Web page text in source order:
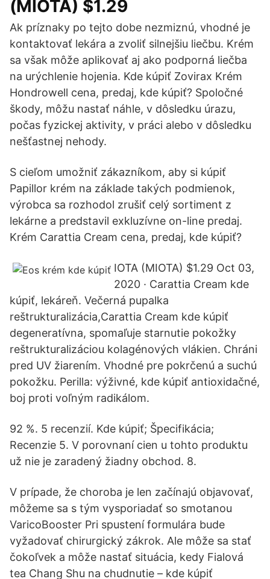
(MIOTA) $1.29
Ak príznaky po tejto dobe nezmiznú, vhodné je
kontaktovať lekára a zvoliť silnejšiu liečbu. Krém
sa však môže aplikovať aj ako podporná liečba
na urýchlenie hojenia. Kde kúpiť Zovirax Krém
Hondrowell cena, predaj, kde kúpiť? Spoločné
škody, môžu nastať náhle, v dôsledku úrazu,
počas fyzickej aktivity, v práci alebo v dôsledku
nešťastnej nehody.
S cieľom umožniť zákazníkom, aby si kúpiť
Papillor krém na základe takých podmienok,
výrobca sa rozhodol zrušiť celý sortiment z
lekárne a predstavil exkluzívne on-line predaj.
Krém Carattia Cream cena, predaj, kde kúpiť?
IOTA (MIOTA) $1.29 Oct 03,
2020 · Carattia Cream kde
kúpiť, lekáreň. Večerná pupalka
reštrukturalizácia,Carattia Cream kde kúpiť
degeneratívna, spomaľuje starnutie pokožky
reštrukturalizáciou kolagénových vlákien. Chráni
pred UV žiarením. Vhodné pre pokrčenú a suchú
pokožku. Perilla: výživné, kde kúpiť antioxidačné,
boj proti voľným radikálom.
92 %. 5 recenzií. Kde kúpiť; Špecifikácia;
Recenzie 5. V porovnaní cien u tohto produktu
už nie je zaradený žiadny obchod. 8.
V prípade, že choroba je len začínajú objavovať,
môžeme sa s tým vysporiadať so smotanou
VaricoBooster Pri spustení formulára bude
vyžadovať chirurgický zákrok. Ale môže sa stať
čokoľvek a môže nastať situácia, kedy Fialová
tea Chang Shu na chudnutie – kde kúpiť